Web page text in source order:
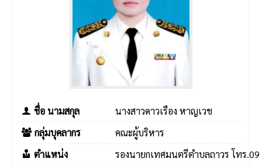
ชื่อ นามสกุล
นางสาวดาวเรือง หาญเวช
กลุ่มบุคลากร
คณะผู้บริหาร
ตำแหน่ง
รองนายกเทศมนตรีตำบลถาวร โทร